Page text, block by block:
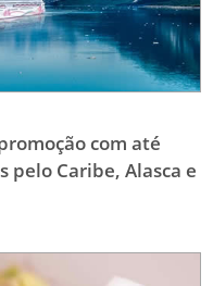
com até
pelo Caribe, Alasca e